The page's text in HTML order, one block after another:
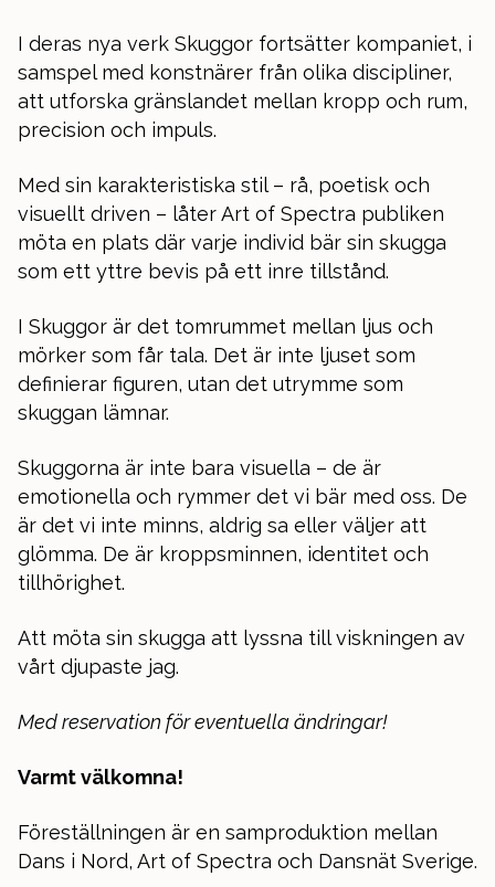
I deras nya verk Skuggor fortsätter kompaniet, i
samspel med konstnärer från olika discipliner,
att utforska gränslandet mellan kropp och rum,
precision och impuls.
Med sin karakteristiska stil – rå, poetisk och
visuellt driven – låter Art of Spectra publiken
möta en plats där varje individ bär sin skugga
som ett yttre bevis på ett inre tillstånd.
I Skuggor är det tomrummet mellan ljus och
mörker som får tala. Det är inte ljuset som
definierar figuren, utan det utrymme som
skuggan lämnar.
Skuggorna är inte bara visuella – de är
emotionella och rymmer det vi bär med oss. De
är det vi inte minns, aldrig sa eller väljer att
glömma. De är kroppsminnen, identitet och
tillhörighet.
Att möta sin skugga att lyssna till viskningen av
vårt djupaste jag.
Med reservation för eventuella ändringar!
Varmt välkomna!
Föreställningen är en samproduktion mellan
Dans i Nord, Art of Spectra och Dansnät Sverige.